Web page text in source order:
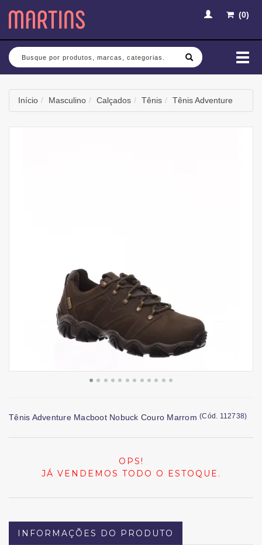
(0)
Busca
Início Masculino Calçados Tênis Tênis Adventure
Tênis Adventure Macboot Nobuck Couro Marrom (Cód. 112738)
OPS!
JÁ VENDEMOS TODO O ESTOQUE.
INFORMAÇÕES DO PRODUTO